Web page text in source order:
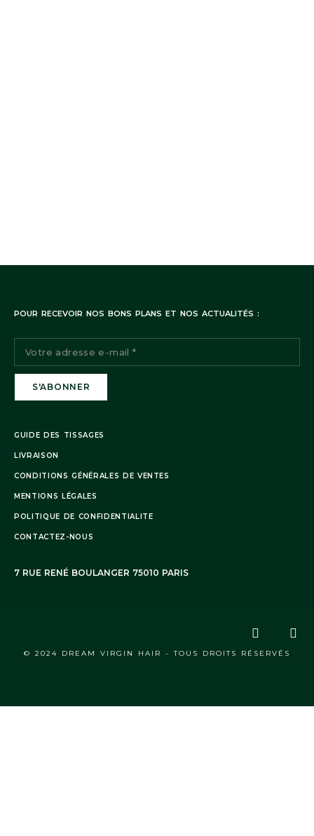
POUR RECEVOIR NOS BONS PLANS ET NOS ACTUALITÉS :
GUIDE DES TISSAGES
LIVRAISON
CONDITIONS GÉNÉRALES DE VENTES
MENTIONS LÉGALES
POLITIQUE DE CONFIDENTIALITE
CONTACTEZ-NOUS
7 RUE RENÉ BOULANGER 75010 PARIS
© 2024 DREAM VIRGIN HAIR - TOUS DROITS RÉSERVÉS